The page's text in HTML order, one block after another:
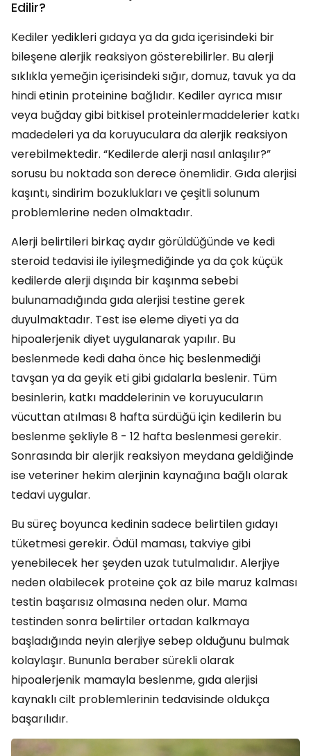
Edilir?
Kediler yedikleri gıdaya ya da gıda içerisindeki bir
bileşene alerjik reaksiyon gösterebilirler. Bu alerji
sıklıkla yemeğin içerisindeki sığır, domuz, tavuk ya da
hindi etinin proteinine bağlıdır. Kediler ayrıca mısır
veya buğday gibi bitkisel proteinlermaddelerier katkı
madedeleri ya da koruyuculara da alerjik reaksiyon
verebilmektedir. “Kedilerde alerji nasıl anlaşılır?”
sorusu bu noktada son derece önemlidir. Gıda alerjisi
kaşıntı, sindirim bozuklukları ve çeşitli solunum
problemlerine neden olmaktadır.
Alerji belirtileri birkaç aydır görüldüğünde ve kedi
steroid tedavisi ile iyileşmediğinde ya da çok küçük
kedilerde alerji dışında bir kaşınma sebebi
bulunamadığında gıda alerjisi testine gerek
duyulmaktadır. Test ise eleme diyeti ya da
hipoalerjenik diyet uygulanarak yapılır. Bu
beslenmede kedi daha önce hiç beslenmediği
tavşan ya da geyik eti gibi gıdalarla beslenir. Tüm
besinlerin, katkı maddelerinin ve koruyucuların
vücuttan atılması 8 hafta sürdüğü için kedilerin bu
beslenme şekliyle 8 - 12 hafta beslenmesi gerekir.
Sonrasında bir alerjik reaksiyon meydana geldiğinde
ise veteriner hekim alerjinin kaynağına bağlı olarak
tedavi uygular.
Bu süreç boyunca kedinin sadece belirtilen gıdayı
tüketmesi gerekir. Ödül maması, takviye gibi
yenebilecek her şeyden uzak tutulmalıdır. Alerjiye
neden olabilecek proteine çok az bile maruz kalması
testin başarısız olmasına neden olur. Mama
testinden sonra belirtiler ortadan kalkmaya
başladığında neyin alerjiye sebep olduğunu bulmak
kolaylaşır. Bununla beraber sürekli olarak
hipoalerjenik mamayla beslenme, gıda alerjisi
kaynaklı cilt problemlerinin tedavisinde oldukça
başarılıdır.